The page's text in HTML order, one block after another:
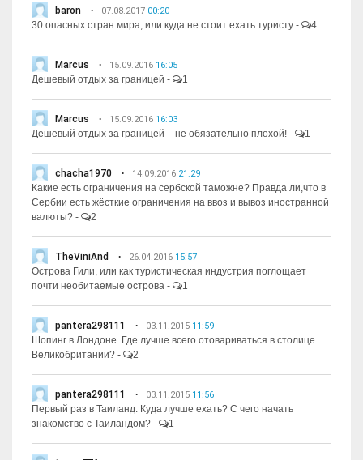
baron 07.08.2017 00:20
30 опасных стран мира, или куда не стоит ехать туристу - 4
Marcus 15.09.2016 16:05
Дешевый отдых за границей - 1
Marcus 15.09.2016 16:03
Дешевый отдых за границей – не обязательно плохой! - 1
chacha1970 14.09.2016 21:29
Какие есть ограничения на сербской таможне? Правда ли,что в
Сербии есть жёсткие ограничения на ввоз и вывоз иностранной
валюты? - 2
TheViniAnd 26.04.2016 15:57
Острова Гили, или как туристическая индустрия поглощает
почти необитаемые острова - 1
pantera298111 03.11.2015 11:59
Шопинг в Лондоне. Где лучше всего отовариваться в столице
Великобритании? - 2
pantera298111 03.11.2015 11:56
Первый раз в Таиланд. Куда лучше ехать? С чего начать
знакомство с Таиландом? - 1